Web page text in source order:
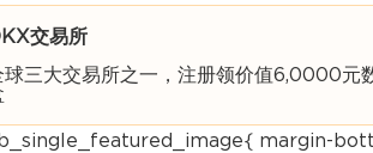
交易所
球三大交易所之一，注册领价值6,0000元
margin-